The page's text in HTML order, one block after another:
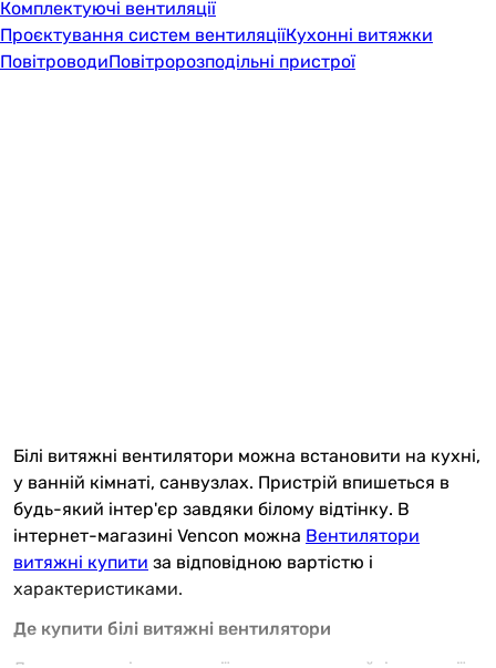
Комплектуючі вентиляції
Проєктування систем вентиляціїКухонні витяжки
ПовітроводиПовітророзподільні пристрої
Білі витяжні вентилятори можна встановити на кухні,
у ванній кімнаті, санвузлах. Пристрій впишеться в
будь-який інтер'єр завдяки білому відтінку. В
інтернет-магазині Vencon можна Вентилятори
витяжні купити за відповідною вартістю і
характеристиками.
Де купити білі витяжні вентилятори